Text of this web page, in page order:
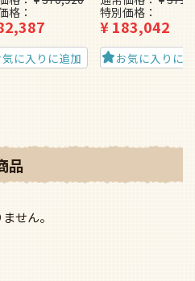
格
気に入りに追加
特別価格
¥183,042
お気に入りに
品
せん。